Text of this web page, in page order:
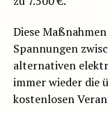
Diese
Spannungen
alternativen
immer wieder die
kostenlosen